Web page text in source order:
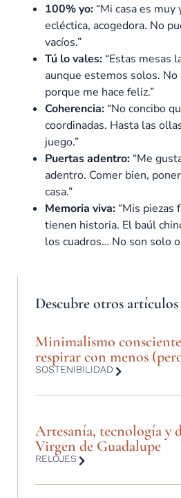
100% yo: “Mi casa es
ecléctica, acogedora. No
vacíos.”
Tú lo vales: “Estas mesas
aunque estemos solos.
porque me hace feliz.”
Coherencia: “No concibo
coordinadas. Hasta las
juego.”
Puertas adentro: “Me
adentro. Comer bien,
casa.”
Memoria viva: “Mis piezas
tienen historia. El baúl
los cuadros… No son solo
Descubre otros artículos
Minimalismo
respirar con menos
SOSTENIBILIDAD
Artesanía, tecnología y
Virgen de Guadalupe
RELOJES